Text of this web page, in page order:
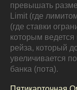
превышать
Limit (где
(где ставки
которым ведется
рейза, который
увеличивается
банка (пота).